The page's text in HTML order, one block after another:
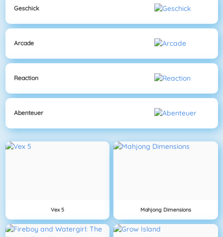
Geschick
Arcade
Reaction
Abenteuer
Vex 5 Mahjong Dimensions